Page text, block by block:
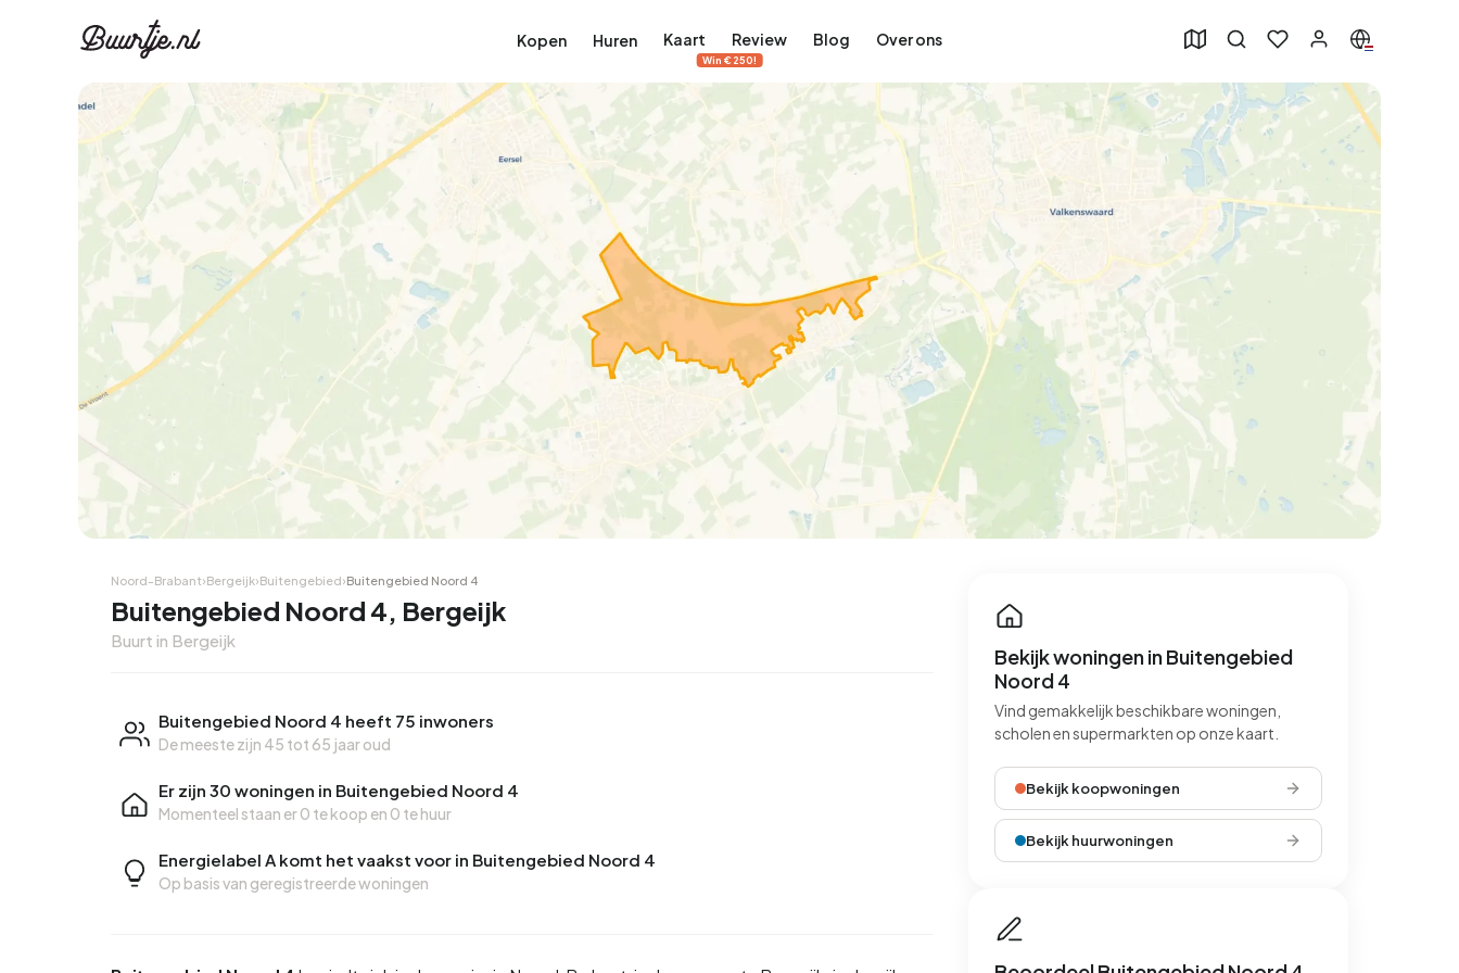
Kopen Huren Kaart Review
Win €250!
Blog Over ons
Noord-Brabant›Bergeijk›Buitengebied›Buitengebied Noord 4
Buitengebied Noord 4, Bergeijk
Buurt in Bergeijk
Buitengebied Noord 4 heeft 75 inwoners
De meeste zijn 45 tot 65 jaar oud
Er zijn 30 woningen in Buitengebied Noord 4
Momenteel staan er0 te koop en 0 te huur
Energielabel A komt het vaakst voor in Buitengebied Noord 4
Op basis van geregistreerde woningen
Bekijk woningen in Buitengebied
Noord 4
Vind gemakkelijk beschikbare woningen,
scholen en supermarkten op onze kaart.
Bekijk koopwoningen
Bekijk huurwoningen